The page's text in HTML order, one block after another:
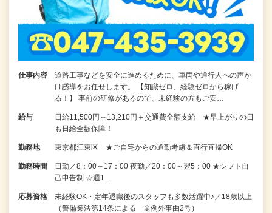
仕事内容
道路工事などを安全に進めるために、車両や通行人への声か
け誘導をお任せします。 【知識ゼロ、経験ゼロから稼げ
る！】 事前の研修があるので、未経験の方もご安…
給与
日給11,500円～13,210円＋交通費全額支給 ★早上がりの日
も日給全額保障！
勤務地 東京都江東区 ★ご自宅からの通勤考慮＆直行直帰OK
勤務時間
日勤／8：00～17：00 夜勤／20：00～翌5：00 ★シフト自
己申告制 ☆週1…
応募資格
未経験OK・定年退職後のスタッフも多数活躍中♪／18歳以上
（警備業法第14条による ※例外事由2号）